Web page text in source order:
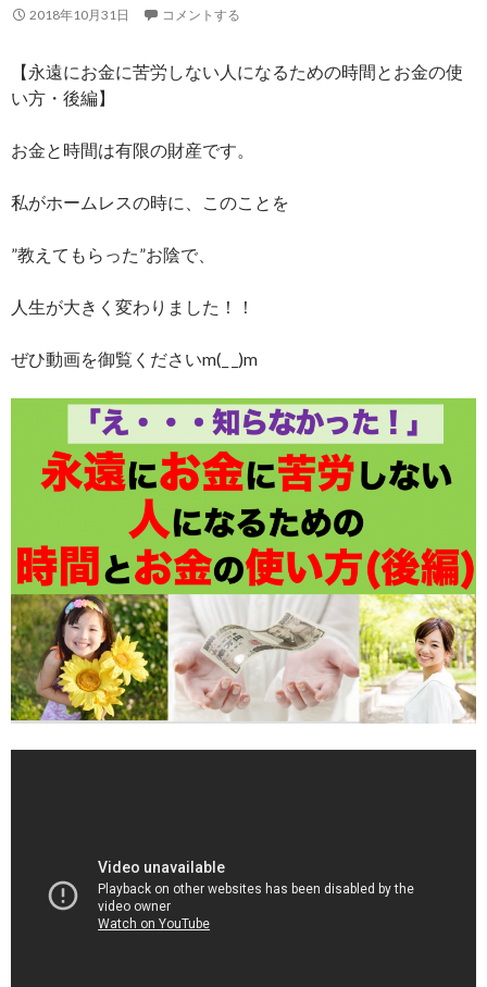
2018年10月31日 コメントする
【永遠にお金に苦労しない人になるための時間とお金の使
い方・後編】
お金と時間は有限の財産です。
私がホームレスの時に、このことを
”教えてもらった”お陰で、
人生が大きく変わりました！！
ぜひ動画を御覧くださいm(_ _)m